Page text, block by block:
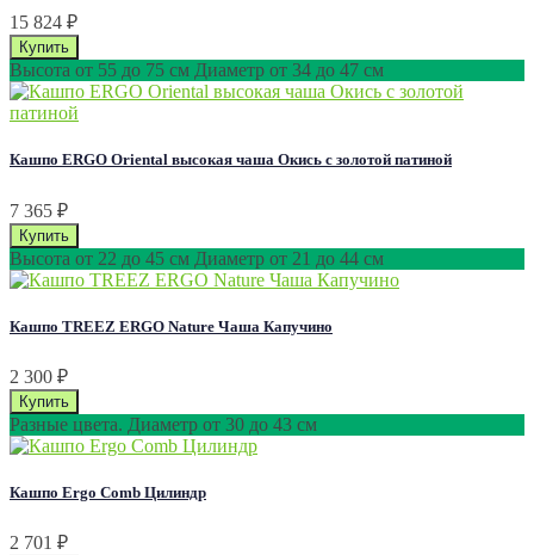
15 824 ₽
Высота от 55 до 75 см Диаметр от 34 до 47 см
Кашпо ERGO Oriental высокая чаша Окись с золотой патиной
7 365 ₽
Высота от 22 до 45 см Диаметр от 21 до 44 см
Кашпо TREEZ ERGO Nature Чаша Капучино
2 300 ₽
Разные цвета. Диаметр от 30 до 43 см
Кашпо Ergo Comb Цилиндр
2 701 ₽